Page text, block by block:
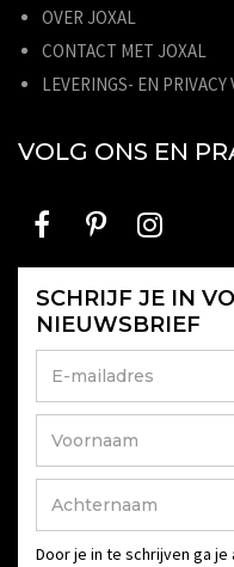
OVER JOXAL
CONTACT MET JOXAL
LEVERINGS- EN PRIVACY
VOLG ONS EN
SCHRIJF JE IN
NIEUWSBRIEF
Door je in te schrijven ga